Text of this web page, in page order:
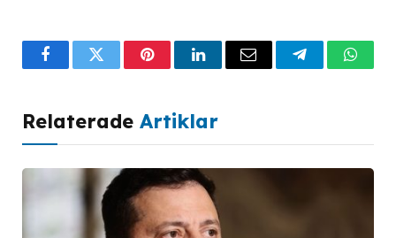
FacebookTwitterPinterestLinkedInEmail Telegram
Relaterade Artiklar